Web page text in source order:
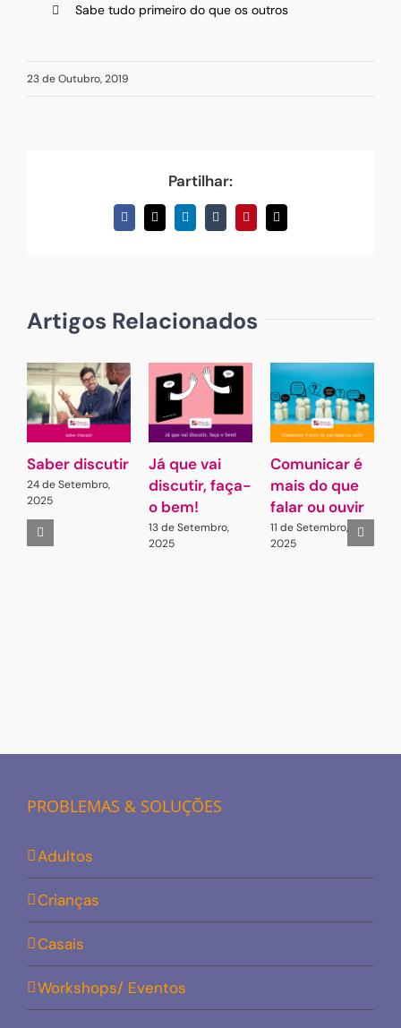
Sabe tudo primeiro do que os outros
23 de Outubro, 2019
Partilhar:
Facebook
X LinkedInTumblrPinterestEmail
(necessário
Artigos Relacionados
Saber discutir
24 de Setembro,
2025
Já que vai
discutir, faça-
o bem!
13 de Setembro,
2025
Comunicar é
mais do que
falar ou ouvir
11 de Setembro,
2025
PROBLEMAS & SOLUÇÕES
Adultos
Crianças
Casais
Workshops/ Eventos